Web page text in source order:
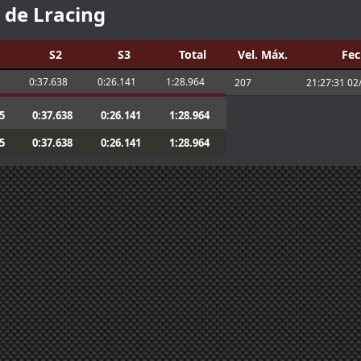
obligatorio, yo lo meto en la carpeta
tyre manufacturers too
You can lower the brake
of the adjustments allowed
en Iracing.
aquí:Enlace
no puedo correr hoy
alguna actualización me fastidió la
qurst
la carrera era 20:15 hora canaria
Lracing
S2 S3 Total Vel. Máx.
0:37.638 0:26.141 1:28.964 207 21:27:31
0:37.638 0:26.141
1:28.964
0:37.638 0:26.141 1:28.964